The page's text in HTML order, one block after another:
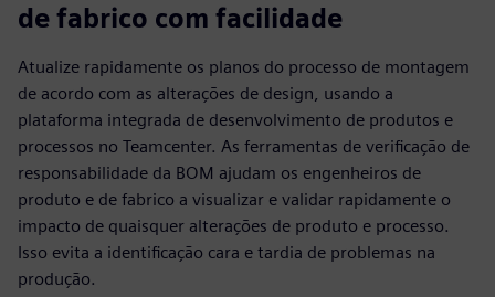
de fabrico com facilidade
Atualize rapidamente os planos do processo de montagem
de acordo com as alterações de design, usando a
plataforma integrada de desenvolvimento de produtos e
processos no Teamcenter. As ferramentas de verificação de
responsabilidade da BOM ajudam os engenheiros de
produto e de fabrico a visualizar e validar rapidamente o
impacto de quaisquer alterações de produto e processo.
Isso evita a identificação cara e tardia de problemas na
produção.